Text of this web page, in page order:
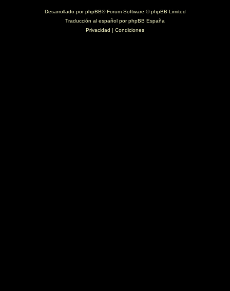
Desarrollado porphpBB® Forum Software © phpBB Limited
Traducción al español porphpBB España
Privacidad | Condiciones